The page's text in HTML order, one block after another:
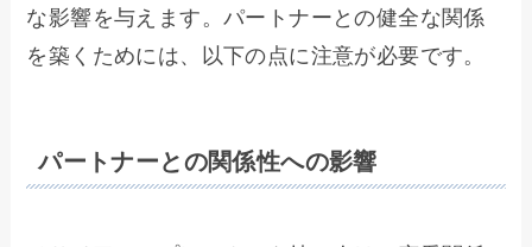
な影響を与えます。パートナーとの健全な関係
を築くためには、以下の点に注意が必要です。
パートナーとの関係性への影響